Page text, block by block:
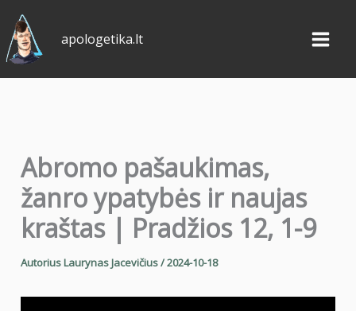
Pereiti
prie
turinio
apologetika.lt
Abromo pašaukimas,
žanro ypatybės ir naujas
kraštas | Pradžios 12, 1-9
AutoriusLaurynas Jacevičius/2024-10-18